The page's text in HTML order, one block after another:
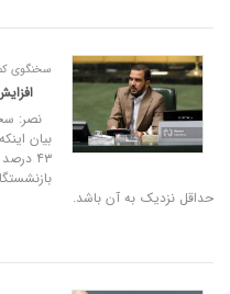
سخنگوی
۴۳
حداقل نزدیک به آن باشد.